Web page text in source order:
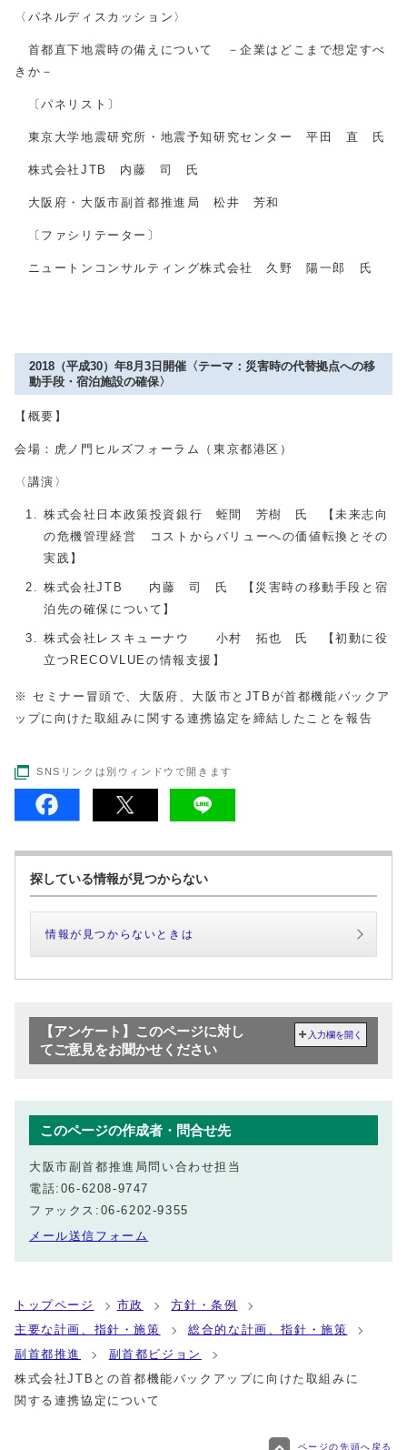
〈パネルディスカッション〉
首都直下地震時の備えについて －企業はどこまで想定すべ
きか－
〔パネリスト〕
東京大学地震研究所・地震予知研究センター 平田 直 氏
株式会社JTB 内藤 司 氏
大阪府・大阪市副首都推進局 松井 芳和
〔ファシリテーター〕
ニュートンコンサルティング株式会社 久野 陽一郎 氏
2018（平成30）年8月3日開催〈テーマ：災害時の代替拠点への移
動手段・宿泊施設の確保〉
【概要】
会場：虎ノ門ヒルズフォーラム（東京都港区）
〈講演〉
株式会社日本政策投資銀行 蛭間 芳樹 氏 【未来志向
の危機管理経営 コストからバリューへの価値転換とその
実践】
株式会社JTB 内藤 司 氏 【災害時の移動手段と宿
泊先の確保について】
株式会社レスキューナウ 小村 拓也 氏 【初動に役
立つRECOVLUEの情報支援】
※ セミナー冒頭で、大阪府、大阪市とJTBが首都機能バックア
ップに向けた取組みに関する連携協定を締結したことを報告
SNSリンクは別ウィンドウで開きます
探している情報が見つからない
情報が見つからないときは
【アンケート】このページに対し
てご意見をお聞かせください
入力欄を開く
このページの作成者・問合せ先
大阪市副首都推進局問い合わせ担当
電話:06-6208-9747
ファックス:06-6202-9355
メール送信フォーム
トップページ 市政
方針・条例
主要な計画、指針・施策
総合的な計画、指針・施策
副首都推進
副首都ビジョン
株式会社JTBとの首都機能バックアップに向けた取組みに
関する連携協定について
ページの先頭へ戻る